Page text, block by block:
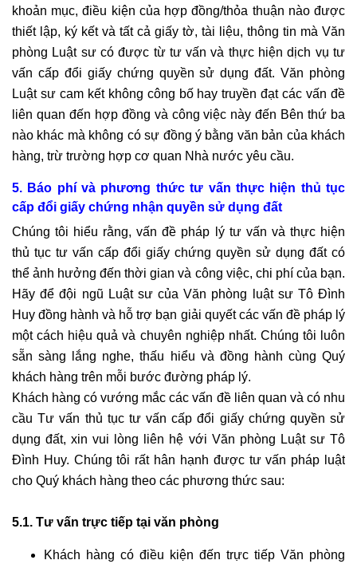
khoản mục, điều kiện của hợp đồng/thỏa thuận nào được
thiết lập, ký kết và tất cả giấy tờ, tài liệu, thông tin mà Văn
phòng Luật sư có được từ tư vấn và thực hiện dịch vụ tư
vấn cấp đổi giấy chứng quyền sử dụng đất. Văn phòng
Luật sư cam kết không công bố hay truyền đạt các vấn đề
liên quan đến hợp đồng và công việc này đến Bên thứ ba
nào khác mà không có sự đồng ý bằng văn bản của khách
hàng, trừ trường hợp cơ quan Nhà nước yêu cầu.
5. Báo phí và phương thức tư vấn thực hiện thủ tục
cấp đổi giấy chứng nhận quyền sử dụng đất
Chúng tôi hiểu rằng, vấn đề pháp lý tư vấn và thực hiện
thủ tục tư vấn cấp đổi giấy chứng quyền sử dụng đất có
thể ảnh hưởng đến thời gian và công việc, chi phí của bạn.
Hãy để đội ngũ Luật sư của Văn phòng luật sư Tô Đình
Huy đồng hành và hỗ trợ bạn giải quyết các vấn đề pháp lý
một cách hiệu quả và chuyên nghiệp nhất. Chúng tôi luôn
sẵn sàng lắng nghe, thấu hiểu và đồng hành cùng Quý
khách hàng trên mỗi bước đường pháp lý.
Khách hàng có vướng mắc các vấn đề liên quan và có nhu
cầu Tư vấn thủ tục tư vấn cấp đổi giấy chứng quyền sử
dụng đất, xin vui lòng liên hệ với Văn phòng Luật sư Tô
Đình Huy. Chúng tôi rất hân hạnh được tư vấn pháp luật
cho Quý khách hàng theo các phương thức sau:
5.1. Tư vấn trực tiếp tại văn phòng
Khách hàng có điều kiện đến trực tiếp Văn phòng